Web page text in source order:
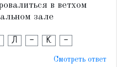
в ветхом
зале
Л - К -
Смотреть ответ